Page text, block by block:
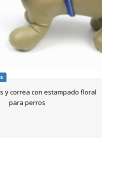
y correa con estampado floral
para perros